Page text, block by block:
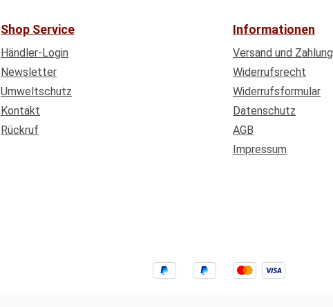
Shop Service
Händler-Login
Newsletter
Umweltschutz
Kontakt
Rückruf
Informationen
Versand und Zahlung
Widerrufsrecht
Widerrufsformular
Datenschutz
AGB
Impressum